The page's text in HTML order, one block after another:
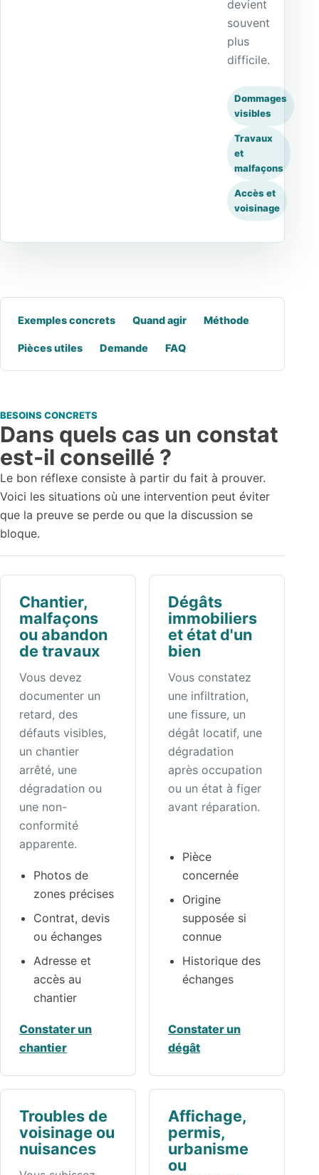
devient
souvent
plus
difficile.
Dommages
visibles
Travaux
et
malfaçons
Accès et
voisinage
Exemples concrets Quand agir Méthode
Pièces utiles Demande FAQ
BESOINS CONCRETS
Dans quels cas un constat
est-il conseillé ?
Le bon réflexe consiste à partir du fait à prouver.
Voici les situations où une intervention peut éviter
que la preuve se perde ou que la discussion se
bloque.
Chantier,
malfaçons
ou abandon
de travaux
Vous devez
documenter un
retard, des
défauts visibles,
un chantier
arrêté, une
dégradation ou
une non-
conformité
apparente.
Photos de
zones précises
Contrat, devis
ou échanges
Adresse et
accès au
chantier
Constater un
chantier
Dégâts
immobiliers
et état d'un
bien
Vous constatez
une infiltration,
une fissure, un
dégât locatif, une
dégradation
après occupation
ou un état à figer
avant réparation.
Pièce
concernée
Origine
supposée si
connue
Historique des
échanges
Constater un
dégât
Troubles de
voisinage ou
nuisances
Affichage,
permis,
urbanisme
ou